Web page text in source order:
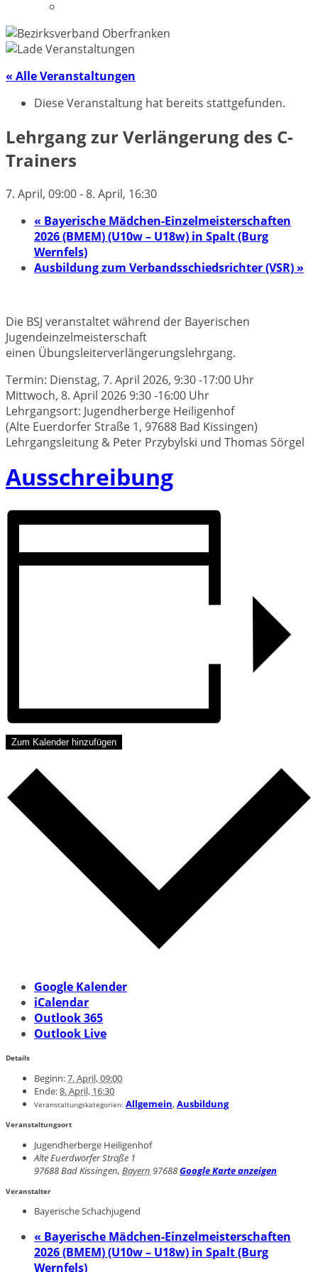
« Alle Veranstaltungen
Diese Veranstaltung hat bereits stattgefunden.
Lehrgang zur Verlängerung des C-
Trainers
7. April, 09:00-8. April, 16:30
« Bayerische Mädchen-Einzelmeisterschaften
2026 (BMEM) (U10w – U18w) in Spalt (Burg
Wernfels)
Ausbildung zum Verbandsschiedsrichter (VSR) »
Die BSJ veranstaltet während der Bayerischen
Jugendeinzelmeisterschaft
einen Übungsleiterverlängerungslehrgang.
Termin: Dienstag, 7. April 2026, 9:30 -17:00 Uhr
Mittwoch, 8. April 2026 9:30 -16:00 Uhr
Lehrgangsort: Jugendherberge Heiligenhof
(Alte Euerdorfer Straße 1, 97688 Bad Kissingen)
Lehrgangsleitung & Peter Przybylski und Thomas Sörgel
Ausschreibung
Zum Kalender hinzufügen
Google Kalender
iCalendar
Outlook 365
Outlook Live
Details
Beginn:7. April, 09:00
Ende:8. April, 16:30
Veranstaltungskategorien: Allgemein,Ausbildung
Veranstaltungsort
Jugendherberge Heiligenhof
Alte Euerdworfer Straße 1
97688 Bad Kissingen, Bayern 97688Google Karte anzeigen
Veranstalter
Bayerische Schachjugend
« Bayerische Mädchen-Einzelmeisterschaften
2026 (BMEM) (U10w – U18w) in Spalt (Burg
Wernfels)